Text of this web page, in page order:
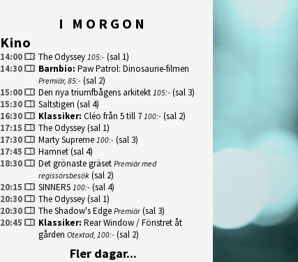
I MORGON
Kino
14:00 The Odyssey 105:- (sal 1)
14:30
Barnbio: Paw Patrol: Dinosaurie-filmen
Premiär, 85:- (sal 2)
15:00
Den nya triumfbågens arkitekt 105:- (sal 3)
15:30
Saltstigen (sal 4)
16:30
Klassiker: Cléo från 5 till 7 100:- (sal 2)
17:15
The Odyssey(sal 1)
17:30
Marty Supreme 100:- (sal 3)
17:45
Hamnet(sal 4)
18:30
Det grönaste gräset Premiär med
regissörsbesök (sal 2)
20:15
SINNERS 100:- (sal 4)
20:30
The Odyssey(sal 1)
20:30
The Shadow's Edge Premiär(sal 3)
20:45
Klassiker: Rear Window / Fönstret åt
gården Otextad, 100:- (sal 2)
Fler dagar...